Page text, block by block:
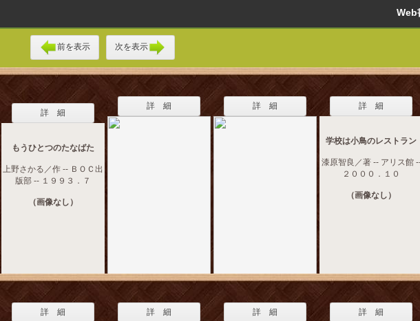
前を表示 次を表示
詳 細
もうひとつのたなばた
上野さかる／作 -- ＢＯＣ出
版部 -- １９９３．７
（画像なし）
詳 細 詳 細 詳 細
学校は小鳥のレストラン
漆原智良／著 -- アリス館
２０００．１０
（画像なし）
詳 細 詳 細 詳 細 詳 細